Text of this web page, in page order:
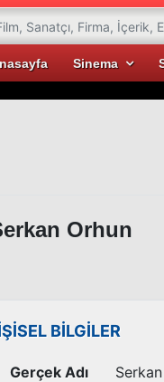
Sinema
Orhun
BİLGİLER
Gerçek Adı